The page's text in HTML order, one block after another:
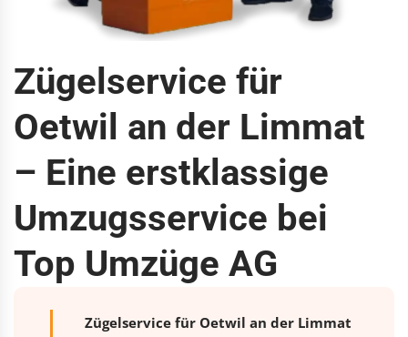
Zügelservice für
Oetwil an der Limmat
– Eine erstklassige
Umzugsservice bei
Top Umzüge AG
Zügelservice für Oetwil an der Limmat